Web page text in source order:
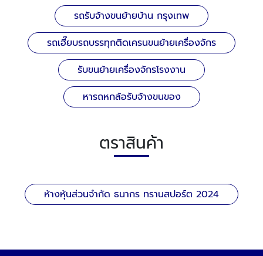
รถรับจ้างขนย้ายบ้าน กรุงเทพ
รถเฮี๊ยบรถบรรทุกติดเครนขนย้ายเครื่องจักร
รับขนย้ายเครื่องจักรโรงงาน
หารถหกล้อรับจ้างขนของ
ตราสินค้า
ห้างหุ้นส่วนจำกัด ธนากร ทรานสปอร์ต 2024